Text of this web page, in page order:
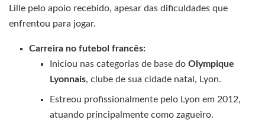
Lille pelo apoio recebido, apesar das dificuldades que
enfrentou para jogar.
Carreira no futebol francês:
Iniciou nas categorias de base do Olympique
Lyonnais, clube de sua cidade natal, Lyon.
Estreou profissionalmente pelo Lyon em 2012,
atuando principalmente como zagueiro.